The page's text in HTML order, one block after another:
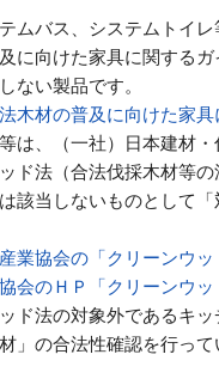
バス、システムトイ
に向けた家具に関する
ない製品です。
木材の普及に向けた家
は、（一社）日本建材
ド法（合法伐採木材等
該当しないものとして
業協会の「クリーンウ
会のＨＰ「クリーンウ
ド法の対象外であるキ
」の合法性確認を行って